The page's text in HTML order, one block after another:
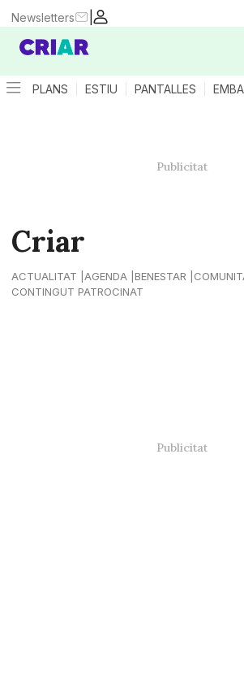
|
Newsletters
PLANS ESTIU PANTALLES
Criar
ACTUALITAT AGENDA BENESTAR
CONTINGUT PATROCINAT